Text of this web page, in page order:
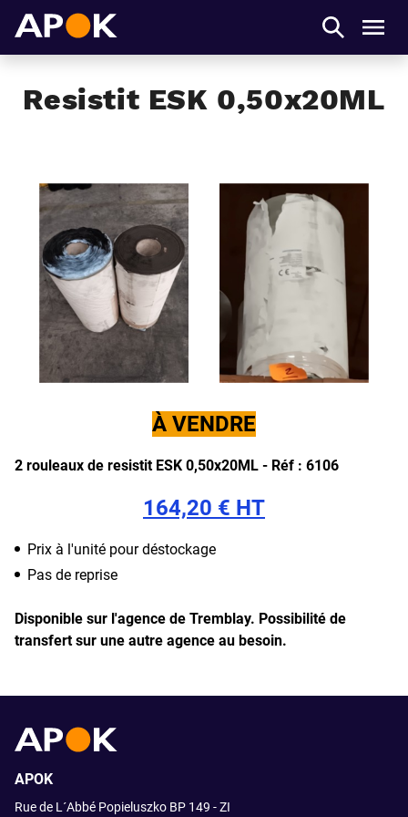
Resistit ESK 0,50x20ML
À VENDRE
2 rouleaux de resistit ESK 0,50x20ML - Réf : 6106
164,20 € HT
Prix à l'unité pour déstockage
Pas de reprise
Disponible sur l'agence de Tremblay. Possibilité de
transfert sur une autre agence au besoin.
APOK
Rue de L´Abbé Popieluszko BP 149 - ZI